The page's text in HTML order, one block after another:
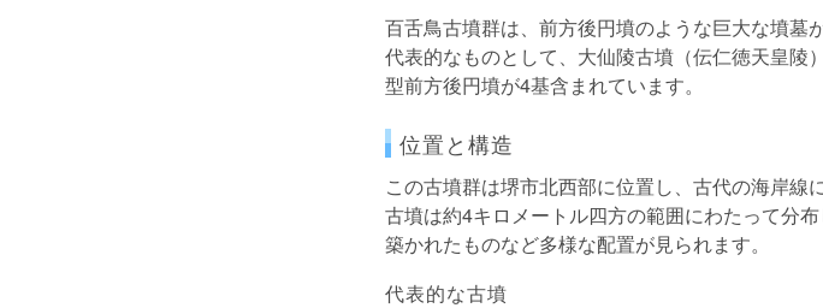
百舌鳥古墳群は、前方後円墳のような巨大な墳墓
代表的なものとして、大仙陵古墳（伝仁徳天皇陵
型前方後円墳が4基含まれています。
位置と構造
この古墳群は堺市北西部に位置し、古代の海岸線
古墳は約4キロメートル四方の範囲にわたって分
築かれたものなど多様な配置が見られます。
代表的な古墳